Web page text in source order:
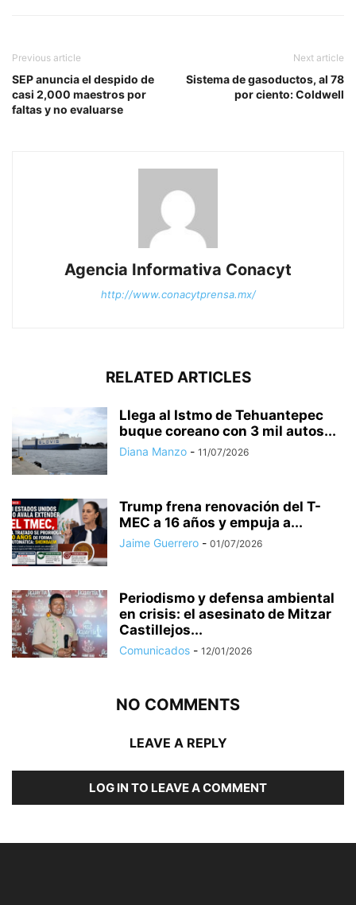
Previous article
SEP anuncia el despido de
casi 2,000 maestros por
faltas y no evaluarse
Next article
Sistema de gasoductos, al 78
por ciento: Coldwell
Agencia Informativa Conacyt
http://www.conacytprensa.mx/
RELATED ARTICLES
Llega al Istmo de Tehuantepec
buque coreano con 3 mil autos...
Diana Manzo - 11/07/2026
Trump frena renovación del T-
MEC a 16 años y empuja a...
Jaime Guerrero - 01/07/2026
Periodismo y defensa ambiental
en crisis: el asesinato de Mitzar
Castillejos...
Comunicados - 12/01/2026
NO COMMENTS
LEAVE A REPLY
LOG IN TO LEAVE A COMMENT